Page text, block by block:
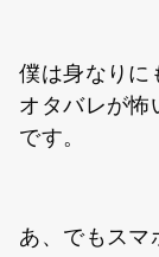
僕は身なりに
オタバレが怖
です。
あ、でもスマ